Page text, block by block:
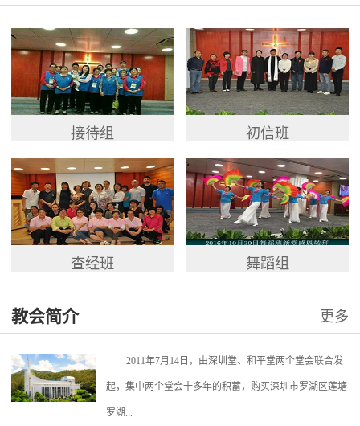
接待组 初信班
查经班 舞蹈组
教会简介 更多
2011年7月14日，由深圳堂、和平堂两个堂会联合发
起，集中两个堂会十多年的积蓄，购买深圳市罗湖区莲塘
罗湖...